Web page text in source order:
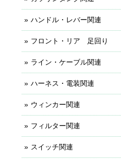
ハンドル・レバー関連
フロント・リア 足回り
ライン・ケーブル関連
ハーネス・電装関連
ウィンカー関連
フィルター関連
スイッチ関連